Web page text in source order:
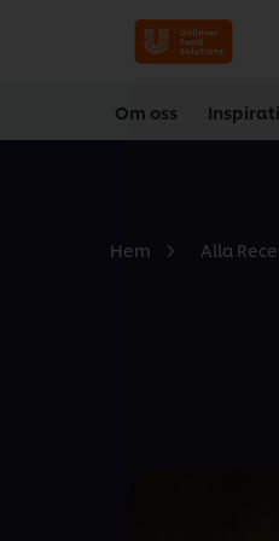
Om oss
Hem Alla